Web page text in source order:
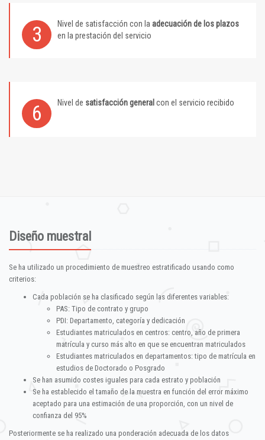
3 Nivel de satisfacción con la adecuación de los plazos
en la prestación del servicio
6 Nivel de satisfacción general con el servicio recibido
Diseño muestral
Se ha utilizado un procedimiento de muestreo estratificado usando como
criterios:
Cada población se ha clasificado según las diferentes variables:
PAS: Tipo de contrato y grupo
PDI: Departamento, categoría y dedicación
Estudiantes matriculados en centros: centro, año de primera
matrícula y curso más alto en que se encuentran matriculados
Estudiantes matriculados en departamentos: tipo de matrícula en
estudios de Doctorado o Posgrado
Se han asumido costes iguales para cada estrato y población
Se ha establecido el tamaño de la muestra en función del error máximo
aceptado para una estimación de una proporción, con un nivel de
confianza del 95%
Posteriormente se ha realizado una ponderación adecuada de los datos